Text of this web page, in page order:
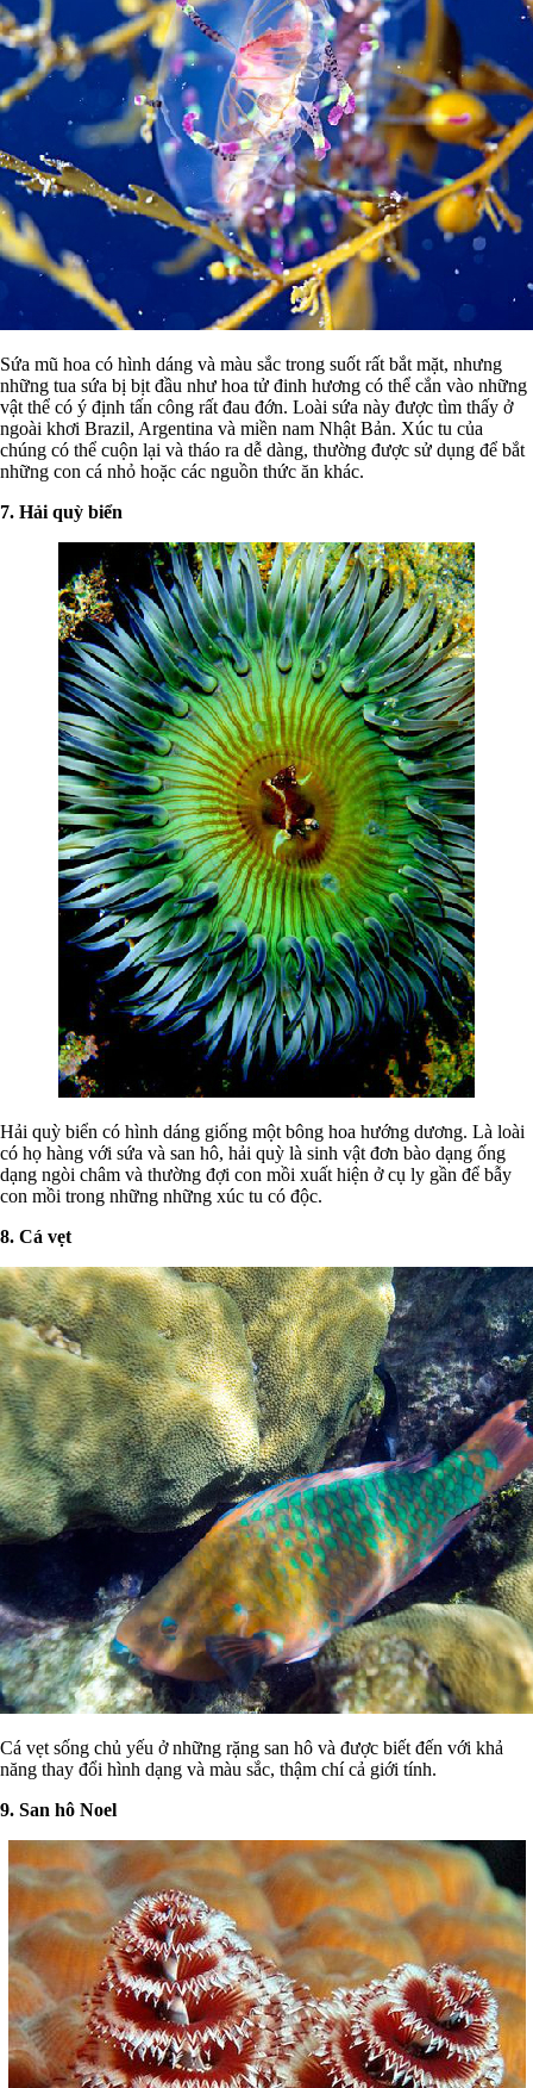
Sứa mũ hoa có hình dáng và màu sắc trong suốt rất bắt mặt, nhưng
những tua sứa bị bịt đầu như hoa tử đinh hương có thể cắn vào những
vật thể có ý định tấn công rất đau đớn. Loài sứa này được tìm thấy ở
ngoài khơi Brazil, Argentina và miền nam Nhật Bản. Xúc tu của
chúng có thể cuộn lại và tháo ra dễ dàng, thường được sử dụng để bắt
những con cá nhỏ hoặc các nguồn thức ăn khác.
7. Hải quỳ biển
Hải quỳ biển có hình dáng giống một bông hoa hướng dương. Là loài
có họ hàng với sứa và san hô, hải quỳ là sinh vật đơn bào dạng ống
dạng ngòi châm và thường đợi con mồi xuất hiện ở cụ ly gần để bẫy
con mồi trong những những xúc tu có độc.
8. Cá vẹt
Cá vẹt sống chủ yếu ở những rặng san hô và được biết đến với khả
năng thay đổi hình dạng và màu sắc, thậm chí cả giới tính.
9. San hô Noel